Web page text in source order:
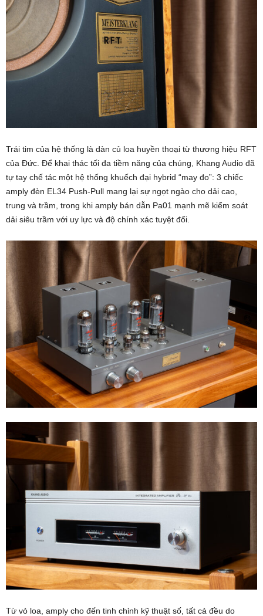
Trái tim của hệ thống là dàn củ loa huyền thoại từ thương hiệu RFT
của Đức. Để khai thác tối đa tiềm năng của chúng, Khang Audio đã
tự tay chế tác một hệ thống khuếch đại hybrid “may đo”: 3 chiếc
amply đèn EL34 Push-Pull mang lại sự ngọt ngào cho dải cao,
trung và trầm, trong khi amply bán dẫn Pa01 mạnh mẽ kiểm soát
dải siêu trầm với uy lực và độ chính xác tuyệt đối.
Từ vỏ loa, amply cho đến tinh chỉnh kỹ thuật số, tất cả đều do